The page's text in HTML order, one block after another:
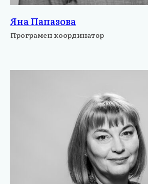
Яна Папазова
Програмен координатор